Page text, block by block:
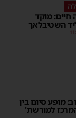
חיים: מוקד
השטיבלאך
מופע סיום בין
למורשת'